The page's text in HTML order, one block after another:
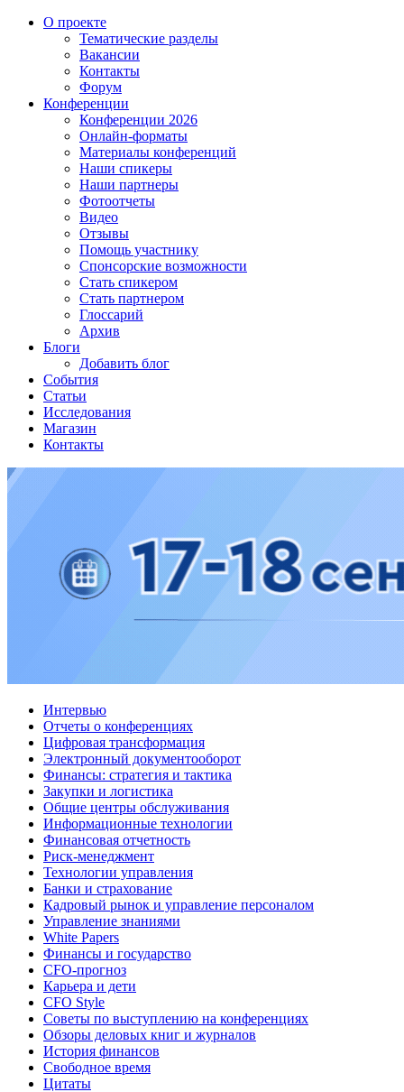
О проекте
Тематические разделы
Вакансии
Контакты
Форум
Конференции
Конференции 2026
Онлайн-форматы
Материалы конференций
Наши спикеры
Наши партнеры
Фотоотчеты
Видео
Отзывы
Помощь участнику
Спонсорские возможности
Стать спикером
Стать партнером
Глоссарий
Архив
Блоги
Добавить блог
События
Статьи
Исследования
Магазин
Контакты
Интервью
Отчеты о конференциях
Цифровая трансформация
Электронный документооборот
Финансы: стратегия и тактика
Закупки и логистика
Общие центры обслуживания
Информационные технологии
Финансовая отчетность
Риск-менеджмент
Технологии управления
Банки и страхование
Кадровый рынок и управление персоналом
Управление знаниями
White Papers
Финансы и государство
CFO-прогноз
Карьера и дети
CFO Style
Советы по выступлению на конференциях
Обзоры деловых книг и журналов
История финансов
Свободное время
Цитаты